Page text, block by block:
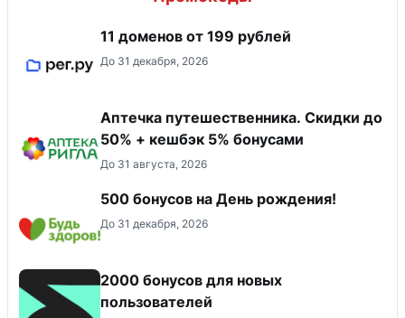
11 доменов от 199 рублей
До 31 декабря, 2026
Аптечка путешественника. Скидки до
50% + кешбэк 5% бонусами
До 31 августа, 2026
500 бонусов на День рождения!
До 31 декабря, 2026
2000 бонусов для новых
пользователей